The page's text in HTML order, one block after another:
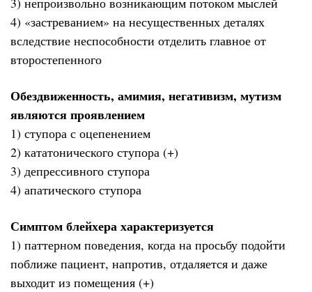
4) «застреванием» на несущественных деталях
вследствие неспособности отделить главное от
второстепенного
Обездвиженность, амимия, негативизм, мутизм
являются проявлением
1) ступора с оцепенением
2) кататонического ступора (+)
3) депрессивного ступора
4) апатического ступора
Симптом блейхера характеризуется
1) паттерном поведения, когда на просьбу подойти
поближе пациент, напротив, отдаляется и даже
выходит из помещения (+)